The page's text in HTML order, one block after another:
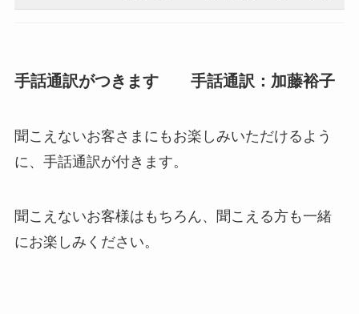
手話通訳がつきます 手話通訳：加藤裕子
聞こえないお客さまにもお楽しみいただけるよう
に、手話通訳が付きます。
聞こえないお客様はもちろん、聞こえる方も一緒
にお楽しみください。